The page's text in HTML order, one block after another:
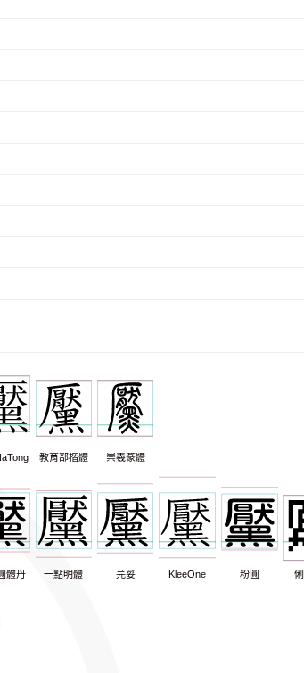
教育部楷體 崇羲篆體
體丹 一點明體 芫荽 KleeOne 粉圓